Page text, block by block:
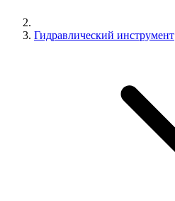
Гидравлический инструмент